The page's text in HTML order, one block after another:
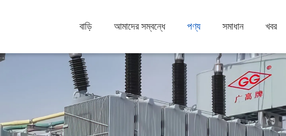
বাড়ি আমাদের সম্বন্ধে পণ্য সমাধান খবর